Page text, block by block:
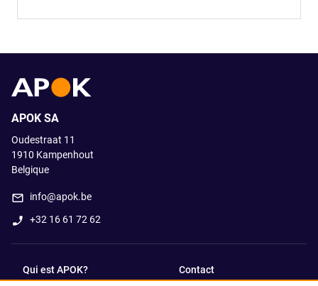
APOK SA
Oudestraat 11
1910 Kampenhout
Belgique
info@apok.be
+32 16 61 72 62
Qui est APOK? Contact